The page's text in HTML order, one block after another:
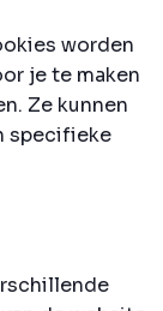
worden
je te maken
Ze kunnen
specifieke